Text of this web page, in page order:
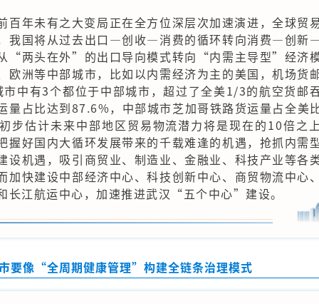
百年未有之大变局正在全方位深层次加速演进，全球贸
我国将从过去出口—创收—消费的循环转向消费—创新
“两头在外”的出口导向模式转向“内需主导型”经济
欧洲等中部城市，比如以内需经济为主的美国，机场货
市中有3个都位于中部城市，超过了全美1/3的航空货邮
量占比达到87.6%，中部城市芝加哥铁路货运量占全美
步估计未来中部地区贸易物流潜力将是现在的10倍之
握好国内大循环发展带来的千载难逢的机遇，抢抓内需
设机遇，吸引商贸业、制造业、金融业、科技产业等各
加快建设中部经济中心、科技创新中心、商贸物流中心
长江航运中心，加速推进武汉“五个中心”建设。
要像“全周期健康管理”构建全链条治理模式